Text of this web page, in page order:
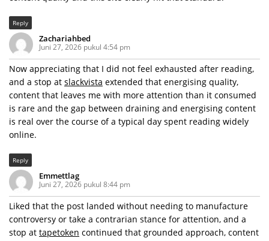
Reply
Zachariahbed
Juni 27, 2026 pukul 4:54 pm
Now appreciating that I did not feel exhausted after reading,
and a stop at slackvista extended that energising quality,
content that leaves me with more attention than it consumed
is rare and the gap between draining and energising content
is real over the course of a typical day spent reading widely
online.
Reply
Emmettlag
Juni 27, 2026 pukul 8:44 pm
Liked that the post landed without needing to manufacture
controversy or take a contrarian stance for attention, and a
stop at tapetoken continued that grounded approach, content